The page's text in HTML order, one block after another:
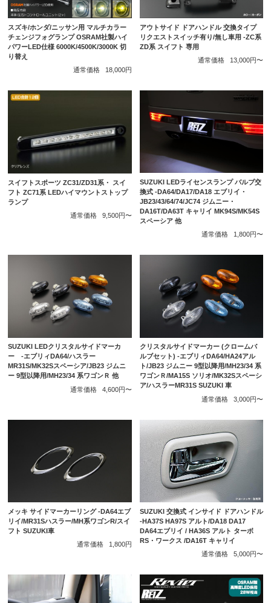
スズキ/ホンダ/ニッサン用 マルチカラー
チェンジフォグランプ OSRAM社製ハイ
パワーLED仕様 6000K/4500K/3000K 切
り替え
通常価格
18,000円
アウトサイド ドアハンドル 交換タイプ
リクエストスイッチ有り/無し車用 -ZC系
ZD系 スイフト 専用
通常価格
13,000円〜
スイフトスポーツ ZC31/ZD31系・ スイ
フト ZC71系 LEDハイマウントストップ
ランプ
通常価格
9,500円〜
SUZUKI LEDライセンスランプ バルブ交
換式 -DA64/DA17/DA18 エブリイ・
JB23/43/64/74/JC74 ジムニー・
DA16T/DA63T キャリイ MK94S/MK54S
スペーシア 他
通常価格
1,800円〜
SUZUKI LEDクリスタルサイドマーカ
ー -エブリィDA64/ハスラー
MR31S/MK32Sスペーシア/JB23 ジムニ
ー 9型以降用/MH23/34 系ワゴンＲ 他
通常価格
4,600円〜
クリスタルサイドマーカー (クロームバ
ルブセット) -エブリィDA64/HA24アル
ト/JB23 ジムニー 9型以降用/MH23/34 系
ワゴンＲ/MA15S ソリオ/MK32Sスペーシ
ア/ハスラーMR31S SUZUKI 車
通常価格
3,000円〜
メッキ サイドマーカーリング -DA64エブ
リイ/MR31Sハスラー/MH系ワゴンR/スイ
フト SUZUKI車
通常価格
1,800円
SUZUKI 交換式 インサイド ドアハンドル
-HA37S HA97S アルト/DA18 DA17
DA64エブリイ / HA36S アルト ターボ
RS・ワークス /DA16T キャリイ
通常価格
5,000円〜